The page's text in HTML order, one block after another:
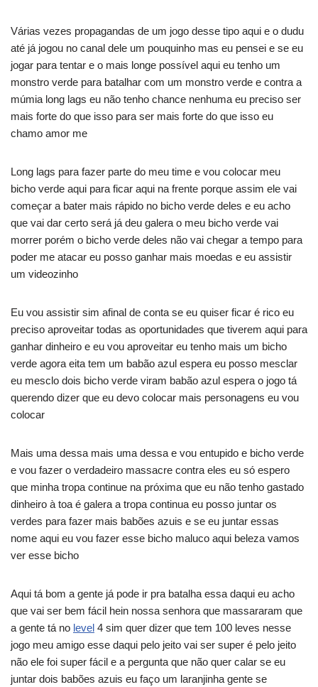
Várias vezes propagandas de um jogo desse tipo aqui e o dudu
até já jogou no canal dele um pouquinho mas eu pensei e se eu
jogar para tentar e o mais longe possível aqui eu tenho um
monstro verde para batalhar com um monstro verde e contra a
múmia long lags eu não tenho chance nenhuma eu preciso ser
mais forte do que isso para ser mais forte do que isso eu
chamo amor me
Long lags para fazer parte do meu time e vou colocar meu
bicho verde aqui para ficar aqui na frente porque assim ele vai
começar a bater mais rápido no bicho verde deles e eu acho
que vai dar certo será já deu galera o meu bicho verde vai
morrer porém o bicho verde deles não vai chegar a tempo para
poder me atacar eu posso ganhar mais moedas e eu assistir
um videozinho
Eu vou assistir sim afinal de conta se eu quiser ficar é rico eu
preciso aproveitar todas as oportunidades que tiverem aqui para
ganhar dinheiro e eu vou aproveitar eu tenho mais um bicho
verde agora eita tem um babão azul espera eu posso mesclar
eu mesclo dois bicho verde viram babão azul espera o jogo tá
querendo dizer que eu devo colocar mais personagens eu vou
colocar
Mais uma dessa mais uma dessa e vou entupido e bicho verde
e vou fazer o verdadeiro massacre contra eles eu só espero
que minha tropa continue na próxima que eu não tenho gastado
dinheiro à toa é galera a tropa continua eu posso juntar os
verdes para fazer mais babões azuis e se eu juntar essas
nome aqui eu vou fazer esse bicho maluco aqui beleza vamos
ver esse bicho
Aqui tá bom a gente já pode ir pra batalha essa daqui eu acho
que vai ser bem fácil hein nossa senhora que massararam que
a gente tá no level 4 sim quer dizer que tem 100 leves nesse
jogo meu amigo esse daqui pelo jeito vai ser super é pelo jeito
não ele foi super fácil e a pergunta que não quer calar se eu
juntar dois babões azuis eu faço um laranjinha gente se